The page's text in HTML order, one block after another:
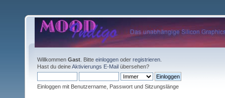
Willkommen Gast . Bitte einloggen oder registrieren
Hast du deineAktivierungs E-Mail übersehen?
Einloggen mit Benutzername, Passwort und Sitzungslänge